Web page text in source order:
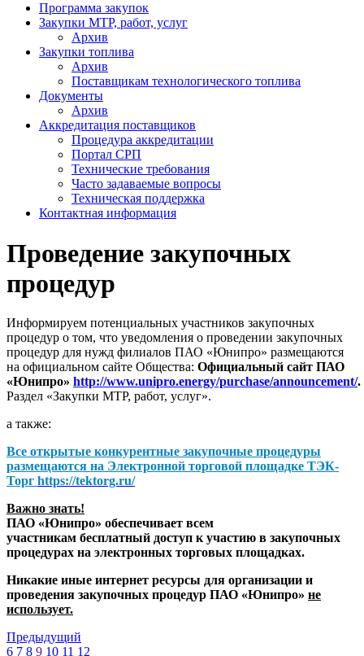
Программа закупок
Закупки МТР, работ, услуг
Архив
Закупки топлива
Архив
Поставщикам технологического топлива
Документы
Архив
Аккредитация поставщиков
Процедура аккредитации
Портал СРП
Технические требования
Часто задаваемые вопросы
Техническая поддержка
Контактная информация
Проведение закупочных
процедур
Информируем потенциальных участников закупочных
процедур о том, что уведомления о проведении закупочных
процедур для нужд филиалов ПАО «Юнипро» размещаются
на официальном сайте Общества: Официальный сайт ПАО
«Юнипро» http://www.unipro.energy/purchase/announcement/.
Раздел «Закупки МТР, работ, услуг».
а также:
Все открытые конкурентные закупочные процедуры
размещаются на Электронной торговой площадке ТЭК-
Торг https://tektorg.ru/
Важно знать!
ПАО «Юнипро» обеспечивает всем
участникам бесплатный доступ к участию в закупочных
процедурах на электронных торговых площадках.
Никакие иные интернет ресурсы для организации и
проведения закупочных процедур ПАО «Юнипро» не
использует.
Предыдущий
6 7 8 9 10 11 12